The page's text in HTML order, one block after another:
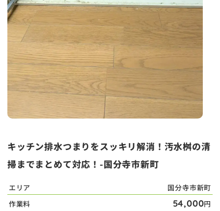
キッチン排水つまりをスッキリ解消！汚水桝の清
掃までまとめて対応！-国分寺市新町
エリア
国分寺市新町
作業料
54,000円